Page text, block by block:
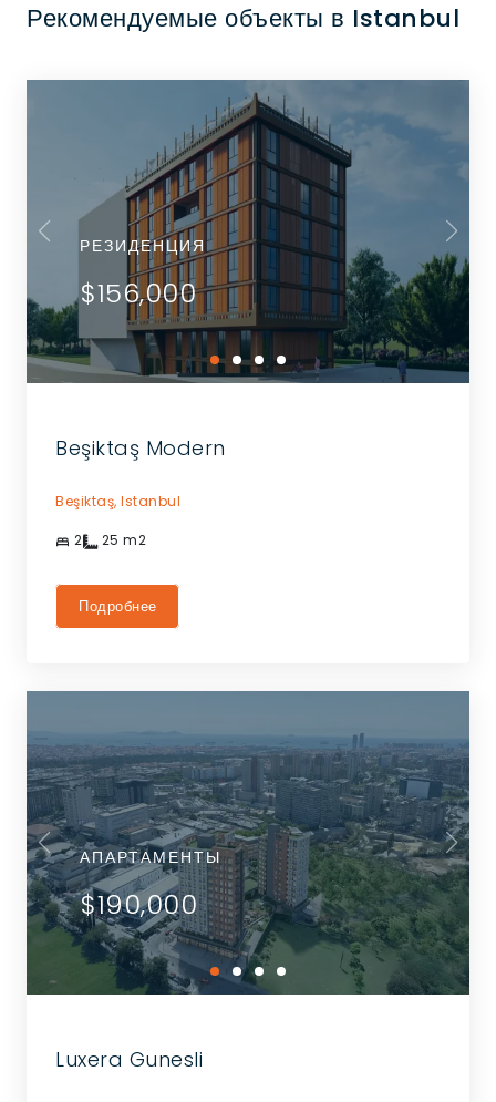
Рекомендуемые объекты в Istanbul
РЕЗИДЕНЦИЯ
$156,000
Beşiktaş Modern
Beşiktaş, Istanbul
2 25 m2
Подробнее
АПАРТАМЕНТЫ
$190,000
Luxera Gunesli